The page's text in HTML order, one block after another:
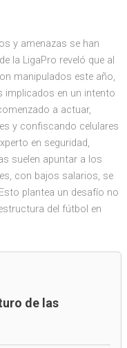
y amenazas se han
la LigaPro reveló que al
manipulados este año,
implicados en un intento
a actuar,
y confiscando celulares
en seguridad,
suelen apuntar a los
con bajos salarios, se
plantea un desafío no
del fútbol en
de las